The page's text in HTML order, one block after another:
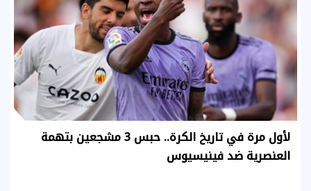
لأول مرة في تاريخ الكرة.. حبس 3 مشجعين بتهمة
العنصرية ضد فينيسيوس